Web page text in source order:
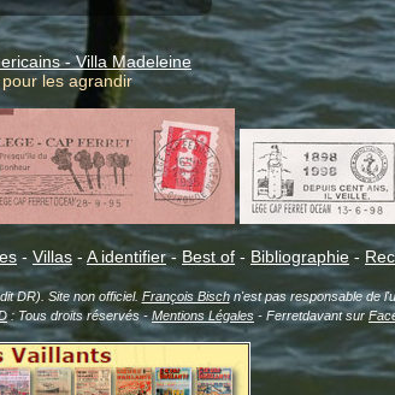
- Villa Madeleine
les agrandir
- Villas - A identifier- Best of - Bibliographie -
DR). Site non officiel. François Bischn'est pas responsable de
: Tous droits réservés -Mentions Légales - Ferretdavant sur